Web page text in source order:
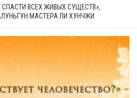
СПАСТИ ВСЕХ ЖИВЫХ СУЩЕСТВ»,
МАСТЕРА ЛИ ХУНЧЖИ